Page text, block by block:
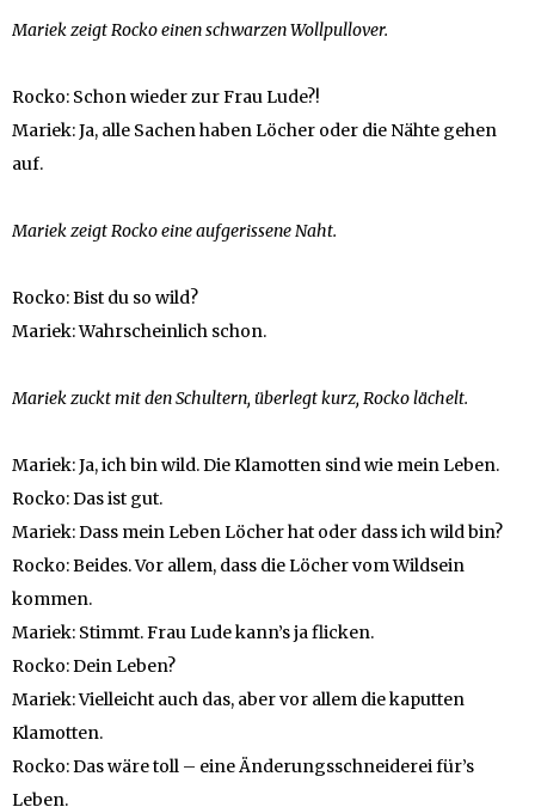
Mariek zeigt Rocko einen schwarzen Wollpullover.
Rocko: Schon wieder zur Frau Lude?!
Mariek: Ja, alle Sachen haben Löcher oder die Nähte gehen
auf.
Mariek zeigt Rocko eine aufgerissene Naht.
Rocko: Bist du so wild?
Mariek: Wahrscheinlich schon.
Mariek zuckt mit den Schultern, überlegt kurz, Rocko lächelt.
Mariek: Ja, ich bin wild. Die Klamotten sind wie mein Leben.
Rocko: Das ist gut.
Mariek: Dass mein Leben Löcher hat oder dass ich wild bin?
Rocko: Beides. Vor allem, dass die Löcher vom Wildsein
kommen.
Mariek: Stimmt. Frau Lude kann’s ja flicken.
Rocko: Dein Leben?
Mariek: Vielleicht auch das, aber vor allem die kaputten
Klamotten.
Rocko: Das wäre toll – eine Änderungsschneiderei für’s
Leben.